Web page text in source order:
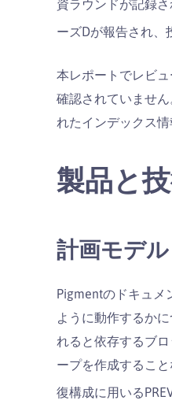
資ラウンドが記録
ーズDが報告され、
本レポートでレビ
確認されていませ
れたインデックス
製品と
計画モデ
Pigmentのドキュメ
ように動作するか
れると依存するブ
ープを作成するこ
復構成に用いる